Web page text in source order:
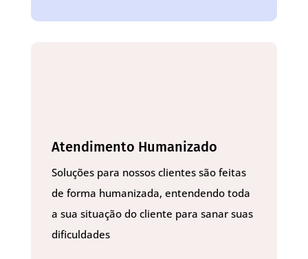
Atendimento Humanizado
Soluções para nossos clientes são feitas
de forma humanizada, entendendo toda
a sua situação do cliente para sanar suas
dificuldades